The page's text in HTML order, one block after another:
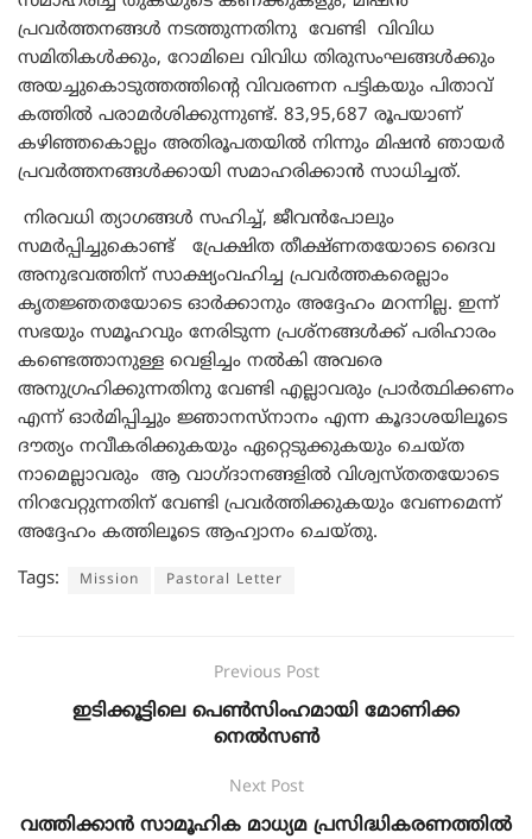
പ്രവർത്തനങ്ങൾ നടത്തുന്നതിനു വേണ്ടി വിവിധ
സമിതികൾക്കും, റോമിലെ വിവിധ തിരുസംഘങ്ങൾക്കും
അയച്ചുകൊടുത്തത്തിന്റെ വിവരണന പട്ടികയും പിതാവ്
കത്തിൽ പരാമർശിക്കുന്നുണ്ട്. 83,95,687 രൂപയാണ്
കഴിഞ്ഞകൊല്ലം അതിരൂപതയിൽ നിന്നും മിഷൻ ഞായർ
പ്രവർത്തനങ്ങൾക്കായി സമാഹരിക്കാൻ സാധിച്ചത്.
നിരവധി ത്യാഗങ്ങൾ സഹിച്ച്, ജീവൻപോലും
സമർപ്പിച്ചുകൊണ്ട് പ്രേക്ഷിത തീക്ഷ്ണതയോടെ ദൈവ
അനുഭവത്തിന് സാക്ഷ്യംവഹിച്ച പ്രവർത്തകരെല്ലാം
കൃതജ്ഞതയോടെ ഓർക്കാനും അദ്ദേഹം മറന്നില്ല. ഇന്ന്
സഭയും സമൂഹവും നേരിടുന്ന പ്രശ്നങ്ങൾക്ക് പരിഹാരം
കണ്ടെത്താനുള്ള വെളിച്ചം നൽകി അവരെ
അനുഗ്രഹിക്കുന്നതിനു വേണ്ടി എല്ലാവരും പ്രാർത്ഥിക്കണം
എന്ന് ഓർമിപ്പിച്ചും ജ്ഞാനസ്നാനം എന്ന കൂദാശയിലൂടെ
ദൗത്യം നവീകരിക്കുകയും ഏറ്റെടുക്കുകയും ചെയ്ത
നാമെല്ലാവരും ആ വാഗ്ദാനങ്ങളിൽ വിശ്വസ്തതയോടെ
നിറവേറ്റുന്നതിന് വേണ്ടി പ്രവർത്തിക്കുകയും വേണമെന്ന്
അദ്ദേഹം കത്തിലൂടെ ആഹ്വാനം ചെയ്തു.
Tags: Mission Pastoral Letter
Previous Post
ഇടിക്കൂട്ടിലെ പെൺസിംഹമായി മോണിക്ക
നെൽസൺ
Next Post
വത്തിക്കാൻ സാമൂഹിക മാധ്യമ പ്രസിദ്ധികരണത്തിൽ